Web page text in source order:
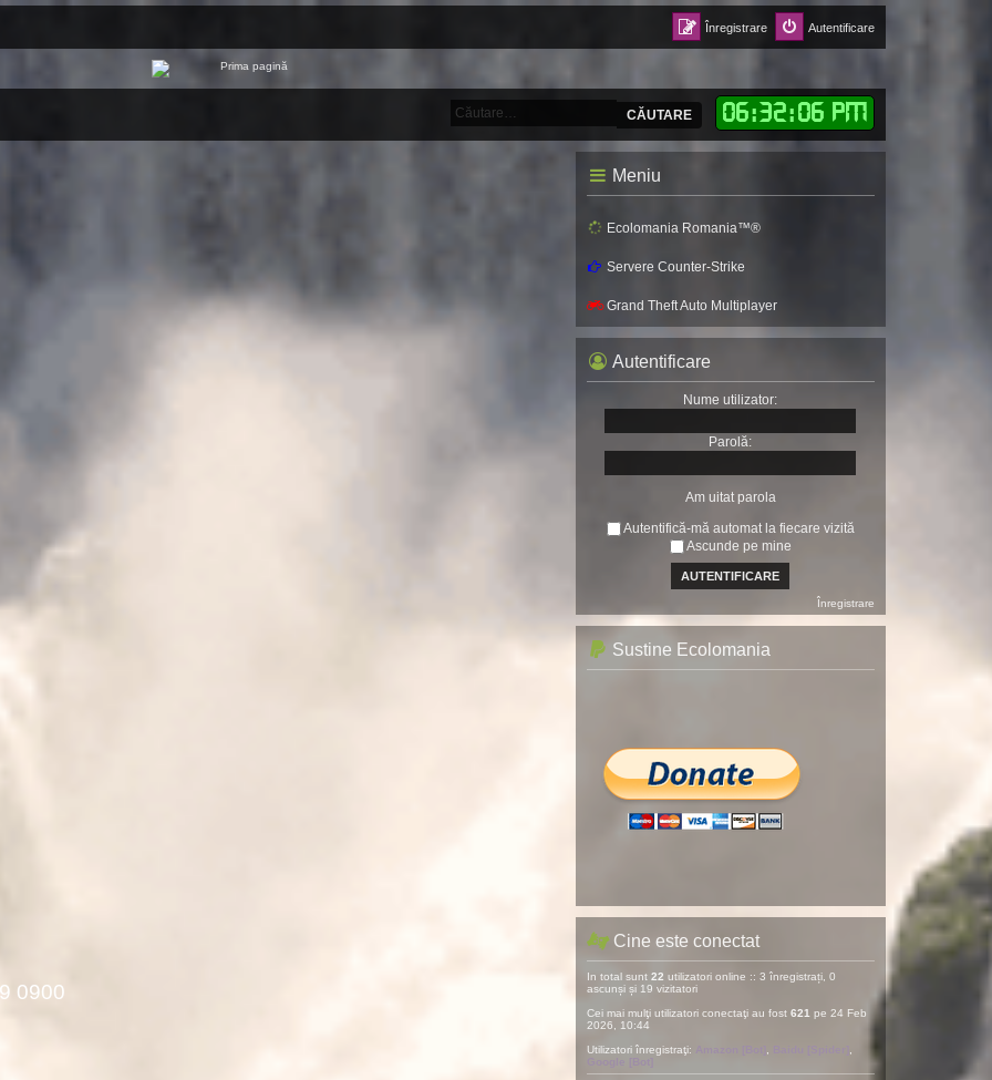
Autentificare
Înregistrare
06:32:08 PM
CĂUTARE
0900
Meniu
Ecolomania Romania™®
Servere Counter-Strike
Grand Theft Auto Multiplayer
Autentificare
Nume utilizator:
Parolă:
Am uitat parola
Autentifică-mă automat la fiecare vizită
Ascunde pe mine
Înregistrare
Sustine Ecolomania
Cine este conectat
In total sunt 22 utilizatori online :: 3 înregistrați, 0
ascunși și 19 vizitatori
Cei mai mulţi utilizatori conectaţi au fost 621 pe 24 Feb
2026, 10:44
Utilizatori înregistraţi: